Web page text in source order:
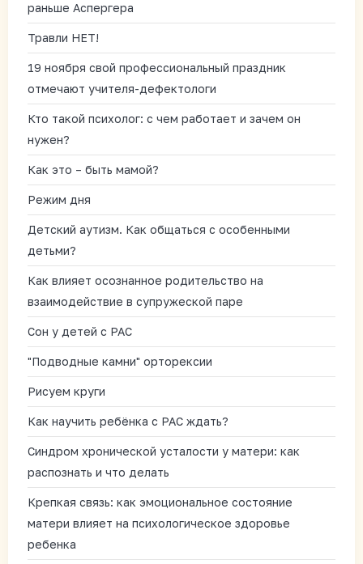
раньше Аспергера
Травли НЕТ!
19 ноября свой профессиональный праздник
отмечают учителя-дефектологи
Кто такой психолог: с чем работает и зачем он
нужен?
Как это – быть мамой?
Режим дня
Детский аутизм. Как общаться с особенными
детьми?
Как влияет осознанное родительство на
взаимодействие в супружеской паре
Сон у детей с РАС
"Подводные камни" орторексии
Рисуем круги
Как научить ребёнка с РАС ждать?
Синдром хронической усталости у матери: как
распознать и что делать
Крепкая связь: как эмоциональное состояние
матери влияет на психологическое здоровье
ребенка